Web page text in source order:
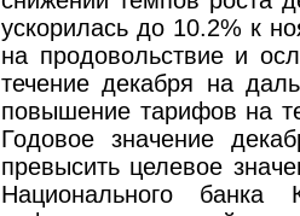
ускорилась до 10.2% к
на продовольствие и
течение декабря на
повышение тарифов на
Годовое значение
превысить целевое
Национального